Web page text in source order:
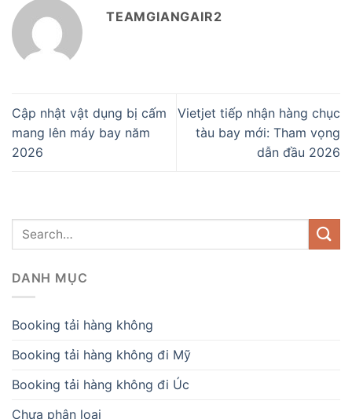
TEAMGIANGAIR2
Cập nhật vật dụng bị cấm
mang lên máy bay năm
2026
Vietjet tiếp nhận hàng chục
tàu bay mới: Tham vọng
dẫn đầu 2026
DANH MỤC
Booking tải hàng không
Booking tải hàng không đi Mỹ
Booking tải hàng không đi Úc
Chưa phân loại